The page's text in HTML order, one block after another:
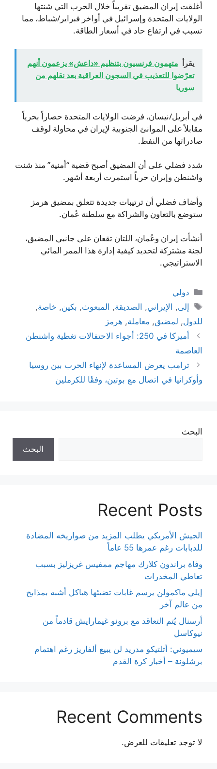
أغلقت إيران المضيق تقريباً خلال الحرب التي شنتها
الولايات المتحدة وإسرائيل في أواخر فبراير/شباط، مما
تسبب في ارتفاع حاد في أسعار الطاقة.
يقرأ متهمون فرنسيون بتنظيم «داعش» يزعمون أنهم
تعرّضوا للتعذيب في السجون العراقية بعد نقلهم من
سوريا
في أبريل/نيسان، فرضت الولايات المتحدة حصاراً بحرياً
مقابلاً على الموانئ الجنوبية لإيران في محاولة لوقف
صادراتها من النفط.
شدد فضلي على أن المضيق أصبح قضية “أمنية” منذ شنت
واشنطن وإيران حرباً استمرت أربعة أشهر.
وأضاف فضلي أن ترتيبات جديدة تتعلق بمضيق هرمز
ستوضع بالتعاون والشراكة مع سلطنة عُمان.
أنشأت إيران وعُمان، اللتان تقعان على جانبي المضيق،
لجنة مشتركة لتحديد كيفية إدارة هذا الممر المائي
الاستراتيجي.
التصنيفات
دولي
الوسوم
إلى, الإيراني, الصديقة, المبعوث, بكين, خاصة,
للدول, لمضيق, معاملة, هرمز
أميركا في 250: أجواء الاحتفالات تغطية واشنطن
العاصمة
ترامب يعرض المساعدة لإنهاء الحرب بين روسيا
وأوكرانيا في اتصال مع بوتين، وفقًا للكرملين
البحث
البحث
Recent Posts
الجيش الأمريكي يطلب المزيد من صواريخه المضادة
للدبابات رغم عمرها 55 عاماً
وفاة براندون كلارك مهاجم ممفيس غريزليز بسبب
تعاطي المخدرات
إيلي ماكمولن يرسم غابات تضيئها هياكل أشبه بمذابح
من عالم آخر
أرسنال يُتم التعاقد مع برونو غيمارايش قادماً من
نيوكاسل
سيميوني: أتلتيكو مدريد لن يبيع ألفاريز رغم اهتمام
برشلونة – أخبار كرة القدم
Recent Comments
لا توجد تعليقات للعرض.